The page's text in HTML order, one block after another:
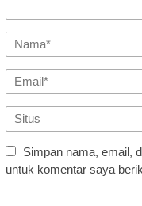
Simpan nama, email,
untuk komentar saya